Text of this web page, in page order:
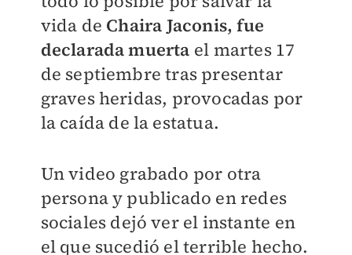
vida de Chaira Jaconis, fue
declarada muerta el martes 17
de septiembre tras presentar
graves heridas, provocadas por
la caída de la estatua.
Un video grabado por otra
persona y publicado en redes
sociales dejó ver el instante en
el que sucedió el terrible hecho.